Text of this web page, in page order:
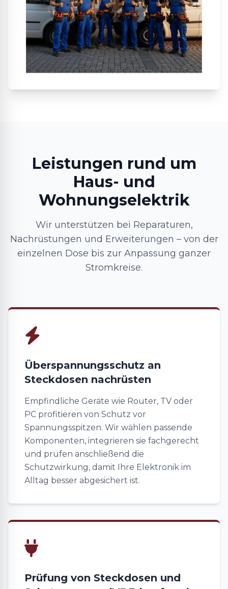
Leistungen rund um
Haus- und
Wohnungselektrik
Wir unterstützen bei Reparaturen,
Nachrüstungen und Erweiterungen – von der
einzelnen Dose bis zur Anpassung ganzer
Stromkreise.
Überspannungsschutz an
Steckdosen nachrüsten
Empfindliche Geräte wie Router, TV oder
PC profitieren von Schutz vor
Spannungsspitzen. Wir wählen passende
Komponenten, integrieren sie fachgerecht
und prüfen anschließend die
Schutzwirkung, damit Ihre Elektronik im
Alltag besser abgesichert ist.
Prüfung von Steckdosen und